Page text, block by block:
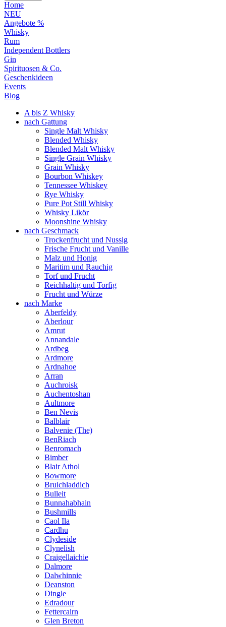
Home
NEU
Angebote %
Whisky
Rum
Independent Bottlers
Gin
Spirituosen & Co.
Geschenkideen
Events
Blog
A bis Z Whisky
nach Gattung
Single Malt Whisky
Blended Whisky
Blended Malt Whisky
Single Grain Whisky
Grain Whisky
Bourbon Whiskey
Tennessee Whiskey
Rye Whisky
Pure Pot Still Whisky
Whisky Likör
Moonshine Whisky
nach Geschmack
Trockenfrucht und Nussig
Frische Frucht und Vanille
Malz und Honig
Maritim und Rauchig
Torf und Frucht
Reichhaltig und Torfig
Frucht und Würze
nach Marke
Aberfeldy
Aberlour
Amrut
Annandale
Ardbeg
Ardmore
Ardnahoe
Arran
Auchroisk
Auchentoshan
Aultmore
Ben Nevis
Balblair
Balvenie (The)
BenRiach
Benromach
Bimber
Blair Athol
Bowmore
Bruichladdich
Bulleit
Bunnahabhain
Bushmills
Caol Ila
Cardhu
Clydeside
Clynelish
Craigellaichie
Dalmore
Dalwhinnie
Deanston
Dingle
Edradour
Fettercairn
Glen Breton